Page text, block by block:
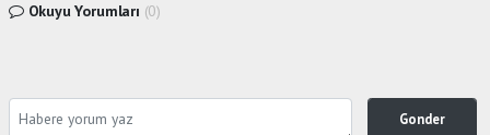
Okuyu Yorumları (0)
Gonder